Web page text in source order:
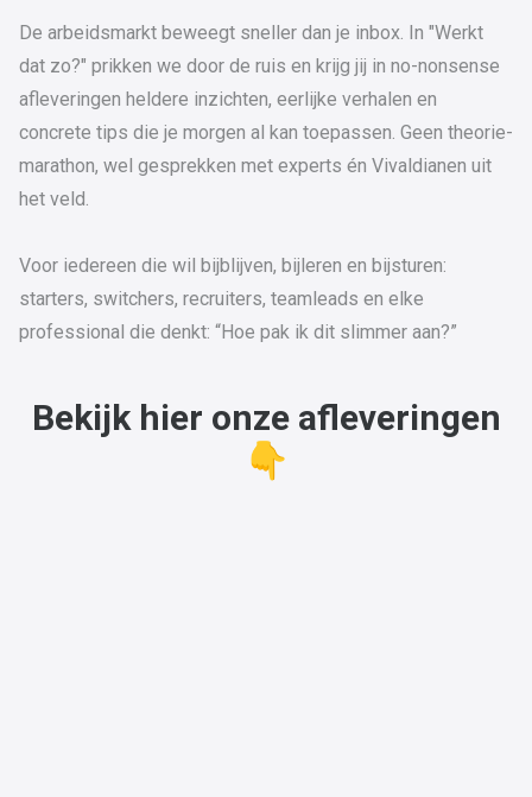
De arbeidsmarkt beweegt sneller dan je inbox. In "Werkt
dat zo?" prikken we door de ruis en krijg jij in no-nonsense
afleveringen heldere inzichten, eerlijke verhalen en
concrete tips die je morgen al kan toepassen. Geen theorie-
marathon, wel gesprekken met experts én Vivaldianen uit
het veld.
Voor iedereen die wil bijblijven, bijleren en bijsturen:
starters, switchers, recruiters, teamleads en elke
professional die denkt: “Hoe pak ik dit slimmer aan?”
Bekijk hier onze afleveringen
👇